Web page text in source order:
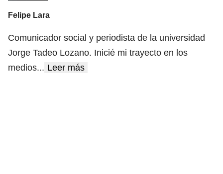
Felipe Lara
Comunicador social y periodista de la universidad
Jorge Tadeo Lozano. Inicié mi trayecto en los
medios... Leer más